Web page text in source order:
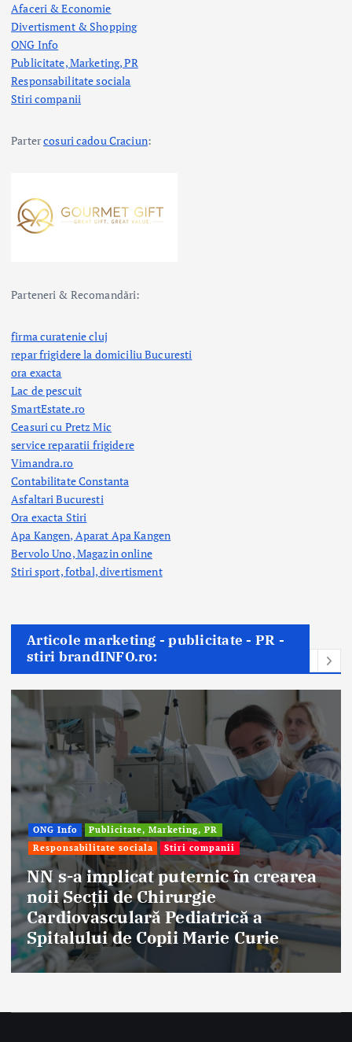
Afaceri & Economie
Divertisment & Shopping
ONG Info
Publicitate, Marketing, PR
Responsabilitate sociala
Stiri companii
Partercosuri cadou Craciun:
Parteneri & Recomandări:
firma curatenie cluj
repar frigidere la domiciliu Bucuresti
ora exacta
Lac de pescuit
SmartEstate.ro
Ceasuri cu Pretz Mic
service reparatii frigidere
Vimandra.ro
Contabilitate Constanta
Asfaltari Bucuresti
Ora exacta Stiri
Apa Kangen, Aparat Apa Kangen
Bervolo Uno, Magazin online
Stiri sport, fotbal,divertisment
Articole marketing - publicitate - PR -
stiri brandINFO.ro:
Afaceri & Economie
Publicitate, Marketing, PR
Stiri companii
Eternal Beauty, fondată la Salonta, a
aniversat 30 de ani în industria
frumuseții